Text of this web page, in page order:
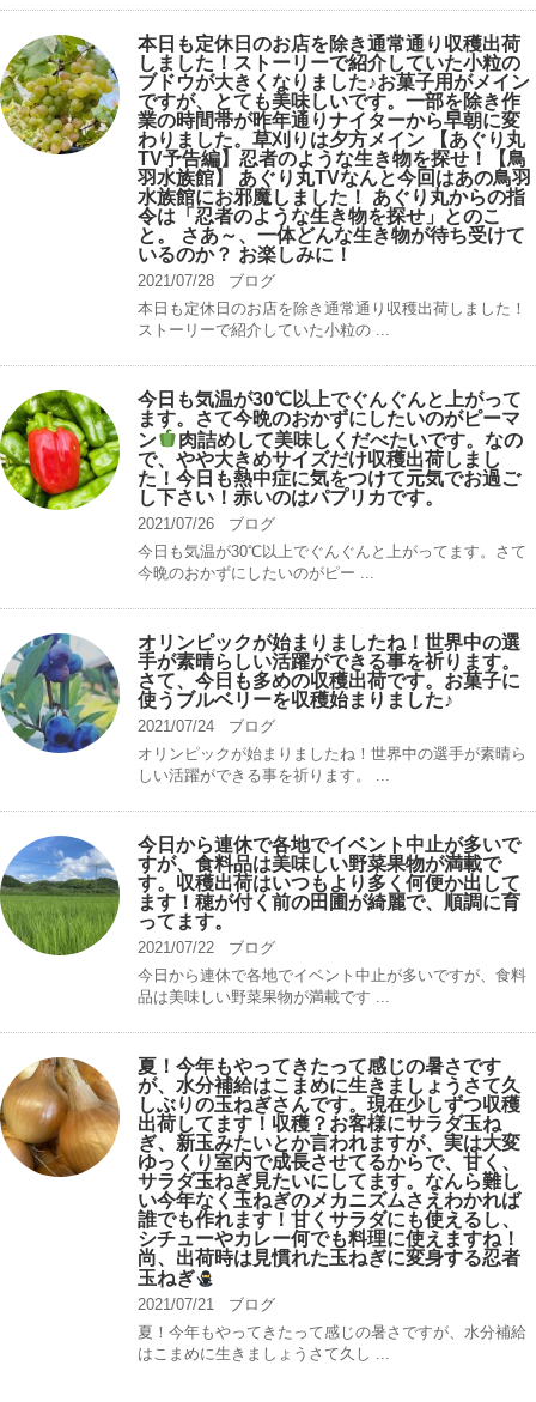
本日も定休日のお店を除き通常通り収穫出荷
しました！ストーリーで紹介していた小粒の
ブドウが大きくなりました♪お菓子用がメイン
ですが、とても美味しいです。一部を除き作
業の時間帯が昨年通りナイターから早朝に変
わりました。草刈りは夕方メイン 【あぐり丸
TV予告編】忍者のような生き物を探せ！【鳥
羽水族館】 あぐり丸TVなんと今回はあの鳥羽
水族館にお邪魔しました！ あぐり丸からの指
令は「忍者のような生き物を探せ」とのこ
と。 さあ～、一体どんな生き物が待ち受けて
いるのか？ お楽しみに！
2021/07/28
ブログ
本日も定休日のお店を除き通常通り収穫出荷しました！
ストーリーで紹介していた小粒の ...
今日も気温が30℃以上でぐんぐんと上がって
ます。さて今晩のおかずにしたいのがピーマ
ン
肉詰めして美味しくだべたいです。なの
で、やや大きめサイズだけ収穫出荷しまし
た！今日も熱中症に気をつけて元気でお過ご
し下さい！赤いのはパプリカです。
2021/07/26
ブログ
今日も気温が30℃以上でぐんぐんと上がってます。さて
今晩のおかずにしたいのがピー ...
オリンピックが始まりましたね！世界中の選
手が素晴らしい活躍ができる事を祈ります。
さて、今日も多めの収穫出荷です。お菓子に
使うブルベリーを収穫始まりました♪
2021/07/24
ブログ
オリンピックが始まりましたね！世界中の選手が素晴ら
しい活躍ができる事を祈ります。 ...
今日から連休で各地でイベント中止が多いで
すが、食料品は美味しい野菜果物が満載で
す。収穫出荷はいつもより多く何便か出して
ます！穂が付く前の田圃が綺麗で、順調に育
ってます。
2021/07/22
ブログ
今日から連休で各地でイベント中止が多いですが、食料
品は美味しい野菜果物が満載です ...
夏！今年もやってきたって感じの暑さです
が、水分補給はこまめに生きましょうさて久
しぶりの玉ねぎさんです。現在少しずつ収穫
出荷してます！収穫？お客様にサラダ玉ね
ぎ、新玉みたいとか言われますが、実は大変
ゆっくり室内で成長させてるからで、甘く、
サラダ玉ねぎ見たいにしてます。なんら難し
い今年なく玉ねぎのメカニズムさえわかれば
誰でも作れます！甘くサラダにも使えるし、
シチューやカレー何でも料理に使えますね！
尚、出荷時は見慣れた玉ねぎに変身する忍者
玉ねぎ
2021/07/21
ブログ
夏！今年もやってきたって感じの暑さですが、水分補給
はこまめに生きましょうさて久し ...